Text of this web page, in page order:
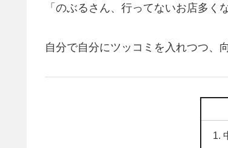
「のぶるさん、行ってないお店多く
自分で自分にツッコミを入れつつ、